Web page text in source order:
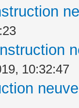
10:32:47